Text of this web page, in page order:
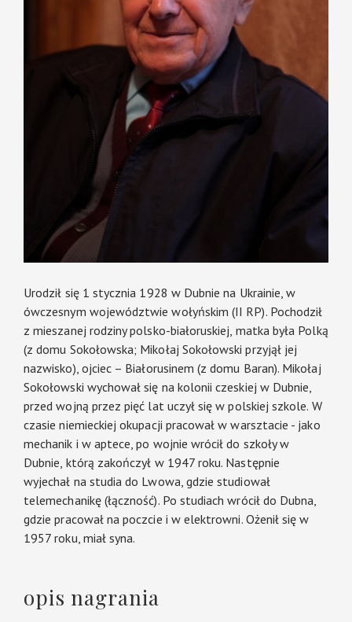
Urodził się 1 stycznia 1928 w Dubnie na Ukrainie, w
ówczesnym województwie wołyńskim (II RP). Pochodził
z mieszanej rodziny polsko-białoruskiej, matka była Polką
(z domu Sokołowska; Mikołaj Sokołowski przyjął jej
nazwisko), ojciec – Białorusinem (z domu Baran). Mikołaj
Sokołowski wychował się na kolonii czeskiej w Dubnie,
przed wojną przez pięć lat uczył się w polskiej szkole. W
czasie niemieckiej okupacji pracował w warsztacie - jako
mechanik i w aptece, po wojnie wrócił do szkoły w
Dubnie, którą zakończył w 1947 roku. Następnie
wyjechał na studia do Lwowa, gdzie studiował
telemechanikę (łączność). Po studiach wrócił do Dubna,
gdzie pracował na poczcie i w elektrowni. Ożenił się w
1957 roku, miał syna.
opis nagrania